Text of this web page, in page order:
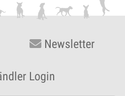
Newsletter
Login